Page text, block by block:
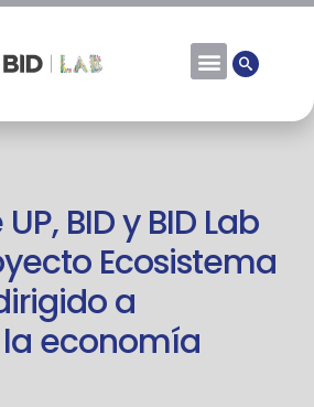
BID y BID Lab
Ecosistema
a
economía